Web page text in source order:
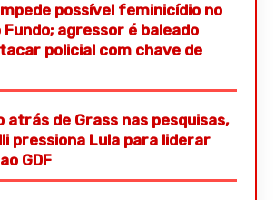
possível feminicídio no
Fundo; agressor é baleado
policial com chave de
atrás de Grass nas pesquisas,
pressiona Lula para liderar
GDF